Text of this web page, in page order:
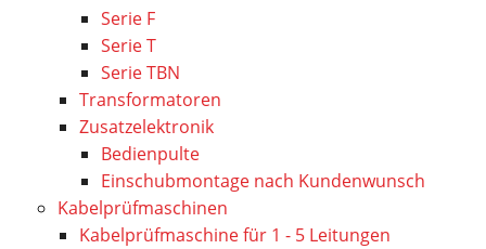
Serie F
Serie T
Serie TBN
Transformatoren
Zusatzelektronik
Bedienpulte
Einschubmontage nach Kundenwunsch
Kabelprüfmaschinen
Kabelprüfmaschine für 1 - 5 Leitungen